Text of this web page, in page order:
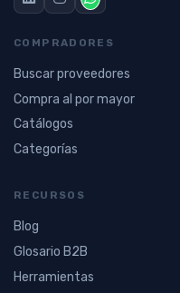
COMPRADORES
Buscar proveedores
Compra al por mayor
Catálogos
Categorías
RECURSOS
Blog
Glosario B2B
Herramientas